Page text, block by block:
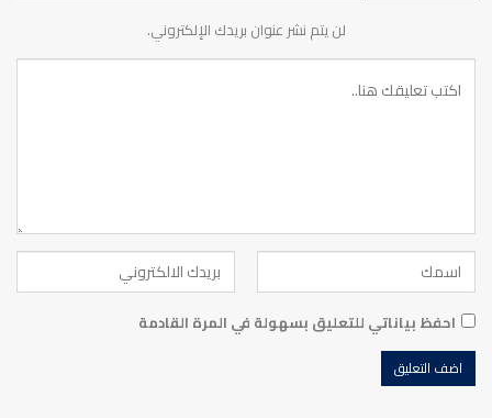
لن يتم نشر عنوان بريدك الإلكتروني.
احفظ بياناتي للتعليق بسهولة في المرة القادمة